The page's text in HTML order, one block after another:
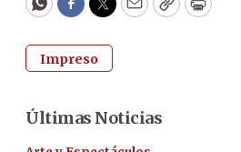
WhatsApp
Facebook
Twitter
EmailCopyPrint
Impreso
Últimas Noticias